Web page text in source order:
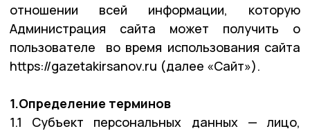
отношении всей информации, которую
Администрация сайта может получить о
пользователе во время использования сайта
https://gazetakirsanov.ru (далее «Сайт»).
1.Определение терминов
1.1 Субъект персональных данных — лицо,